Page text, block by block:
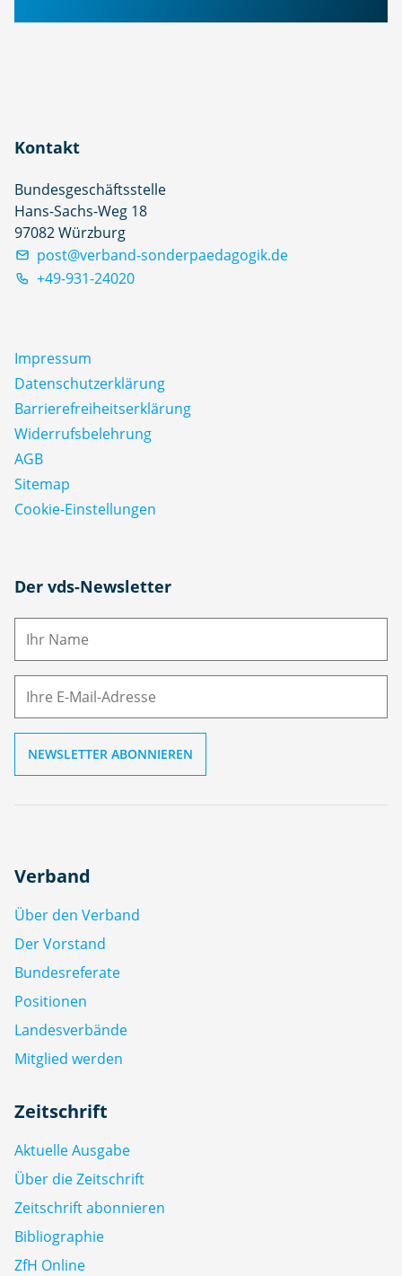
Kontakt
Bundesgeschäftsstelle
Hans-Sachs-Weg 18
97082 Würzburg
post@verband-sonderpaedagogik.de
+49-931-24020
Impressum
Datenschutz­erklärung
Barrierefreiheitserklärung
Widerrufsbelehrung
AGB
Sitemap
Cookie-Einstellungen
Der vds-Newsletter
N
M
Verband
Über den Verband
Der Vorstand
Bundesreferate
Positionen
Landesverbände
Mitglied werden
Zeitschrift
Aktuelle Ausgabe
Über die Zeitschrift
Zeitschrift abonnieren
Bibliographie
ZfH Online